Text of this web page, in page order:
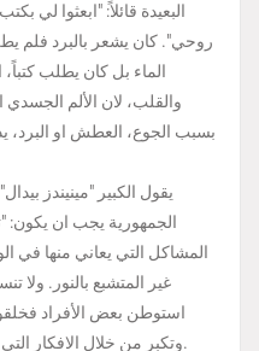
البعيدة قائلاً: "ابعثوا لي
روحي". كان يشعر بالبرد فلم
الماء بل كان يطلب
والقلب، لان الألم
بسبب الجوع، العطش او البرد،
يقول الكبير "مينيندز
الجمهورية يجب ان يكون:
المشاكل التي يعاني منها في
غير المتشبع بالنور. ولا
استوطن بعض الأفراد
وتكبر من خلال الافكار التي وُلدت في عدد من الرؤوس المتميزة.